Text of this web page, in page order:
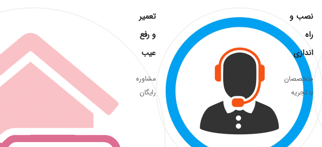
تعمیر
و رفع
عیب
مشاوره
رایگان
نصب و
راه
اندازی
متخصصان
با تجریه